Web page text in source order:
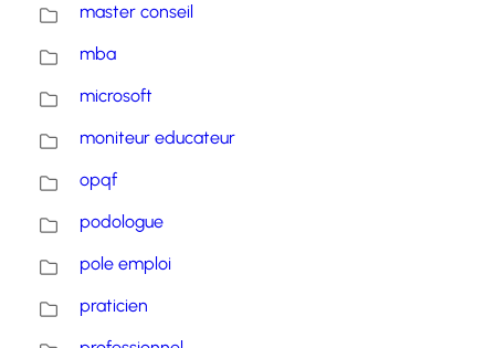
master conseil
mba
microsoft
moniteur educateur
opqf
podologue
pole emploi
praticien